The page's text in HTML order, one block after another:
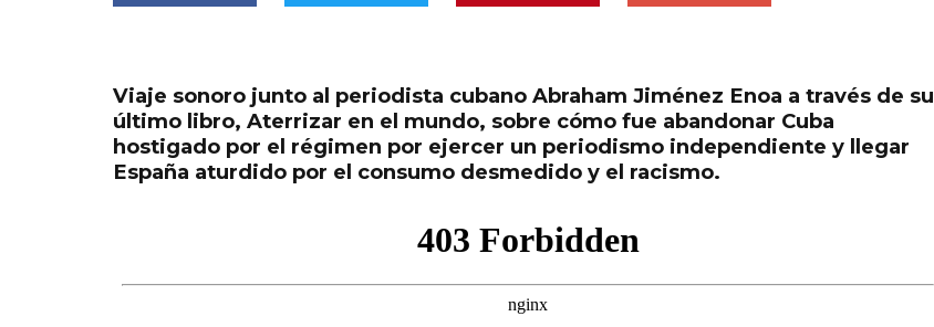
Viaje sonoro junto al periodista cubano Abraham Jiménez Enoa a través de su
último libro, Aterrizar en el mundo, sobre cómo fue abandonar Cuba
hostigado por el régimen por ejercer un periodismo independiente y llegar
España aturdido por el consumo desmedido y el racismo.